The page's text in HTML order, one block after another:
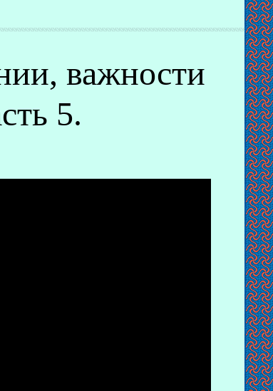
важности
5.